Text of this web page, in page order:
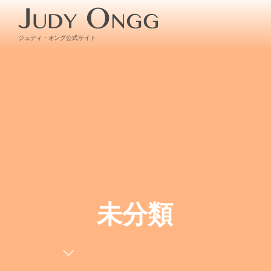
ジュディ・オング公式サイト
未分類